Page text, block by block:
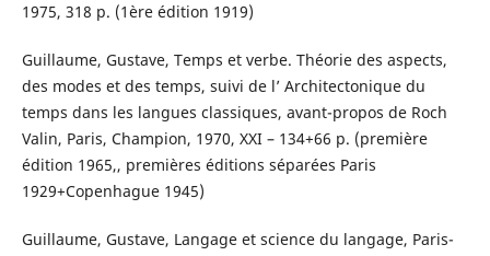
1975, 318 p. (1ère édition 1919)
Guillaume, Gustave, Temps et verbe. Théorie des aspects,
des modes et des temps, suivi de l’ Architectonique du
temps dans les langues classiques, avant-propos de Roch
Valin, Paris, Champion, 1970, XXI – 134+66 p. (première
édition 1965,, premières éditions séparées Paris
1929+Copenhague 1945)
Guillaume, Gustave, Langage et science du langage, Paris-